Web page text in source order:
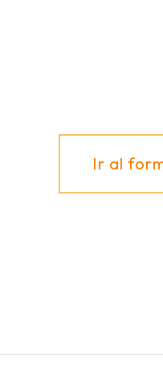
Ir al